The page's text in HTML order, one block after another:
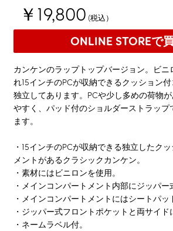
￥19,800 (税込）
ONLINE STOREで
カンケンのラップトップバージョン。ビ
れ15インチのPCが収納できるクッション
独立してあります。PCや少し多めの荷物
やすく、パッド付のショルダーストラップ
ます。
・15インチのPCが収納できる独立したク
メントがあるクラシックカンケン。
・素材にはビニロンを使用。
・メインコンパートメント内部にジッパー
・メインコンパートメントにはシートパッ
・ジッパー式フロントポケットと両サイド
・ネームラベル付。